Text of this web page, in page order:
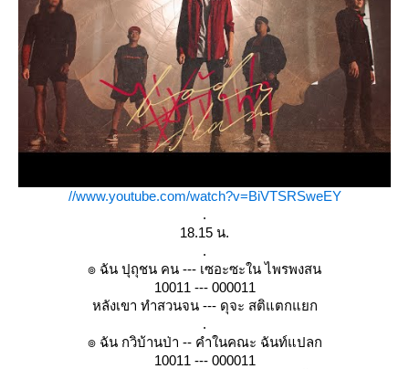
//www.youtube.com/watch?v=BiVTSRSweEY
.
18.15 น.
.
๏ ฉัน ปุถุชน คน --- เซอะซะใน ไพรพงสน
10011 --- 000011
หลังเขา ทำสวนจน --- ดุจะ สติแตกแยก
.
๏ ฉัน กวิบ้านป่า -- คำในคณะ ฉันท์แปลก
10011 --- 000011